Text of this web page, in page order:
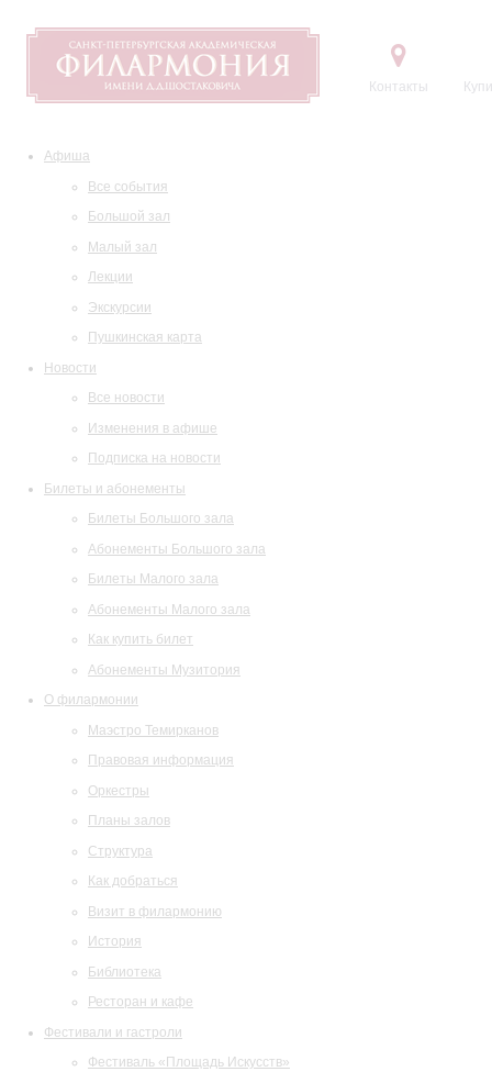
Контакты
Афиша
Все события
Большой зал
Малый зал
Лекции
Экскурсии
Пушкинская карта
Новости
Все новости
Изменения в афише
Подписка на новости
Билеты и абонементы
Билеты Большого зала
Абонементы Большого зала
Билеты Малого зала
Абонементы Малого зала
Как купить билет
Абонементы Музитория
О филармонии
Маэстро Темирканов
Правовая информация
Оркестры
Планы залов
Структура
Как добраться
Визит в филармонию
История
Библиотека
Ресторан и кафе
Фестивали и гастроли
Фестиваль «Площадь Искусств»